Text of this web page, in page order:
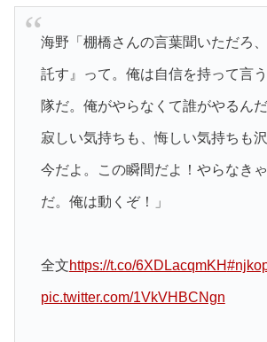
海野「棚橋さんの言葉聞いただろ
託す』って。俺は自信を持って言
隊だ。俺がやらなくて誰がやるんだ
寂しい気持ちも、悔しい気持ちも沢
今だよ。この瞬間だよ！やらなき
だ。俺は動くぞ！」
全文https://t.co/6XDLacqmKH
pic.twitter.com/1VkVHBCNgn